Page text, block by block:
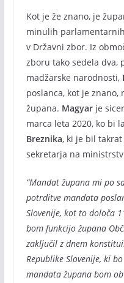
Kot je že znano, je
minulih
v Državni zbor. Iz
zboru tako sedela dva,
madžarske narodnosti,
poslanca, kot je
župana. Magyarje
marca leta 2020, ko bi
Breznika, ki je bil
sekretarja na
“Mandat župana mi po
potrditve mandata
Slovenije, kot to določa
bom funkcijo župana
zaključil z dnem
Republike Slovenije, ki
mandata župana bom